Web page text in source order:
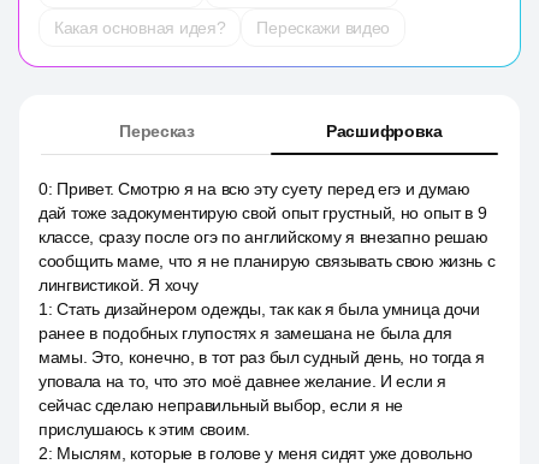
Какая основная идея?
Перескажи видео
Пересказ Расшифровка
0: Привет. Смотрю я на всю эту суету перед егэ и думаю
дай тоже задокументирую свой опыт грустный, но опыт в 9
классе, сразу после огэ по английскому я внезапно решаю
сообщить маме, что я не планирую связывать свою жизнь с
лингвистикой. Я хочу
1 :Стать дизайнером одежды, так как я была умница дочи
ранее в подобных глупостях я замешана не была для
мамы. Это, конечно, в тот раз был судный день, но тогда я
уповала на то, что это моё давнее желание. И если я
сейчас сделаю неправильный выбор, если я не
прислушаюсь к этим своим.
2: Мыслям, которые в голове у меня сидят уже довольно